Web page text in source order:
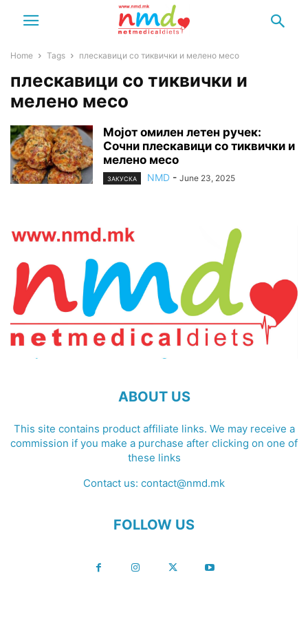
Home Tags плескавици со тиквички и мелено месо
плескавици со тиквички и
мелено месо
Мојот омилен летен ручек:
Сочни плескавици со тиквички и
мелено месо
ЗАКУСКА NMD - June 23, 2025
ABOUT US
This site contains product affiliate links. We may receive a
commission if you make a purchase after clicking on one of
these links
Contact us: contact@nmd.mk
FOLLOW US